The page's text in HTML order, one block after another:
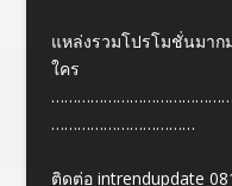
แหล่งรวมโปรโมชั่นมาก
ใคร
……………………………
ติดต่อ intrendupdate